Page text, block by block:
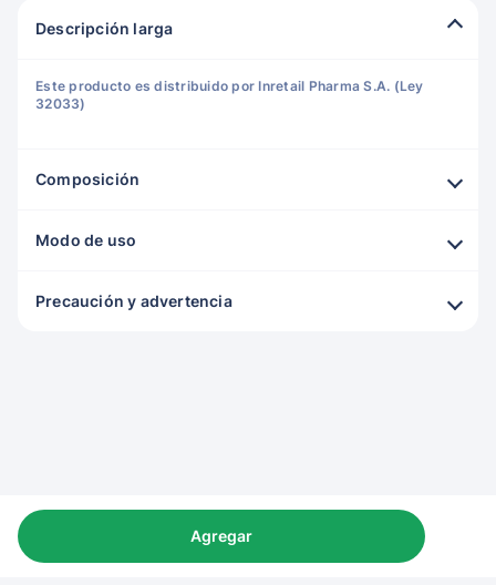
Descripción larga
Este producto es distribuido por Inretail Pharma S.A. (Ley
32033)
Composición
Modo de uso
Precaución y advertencia
Agregar